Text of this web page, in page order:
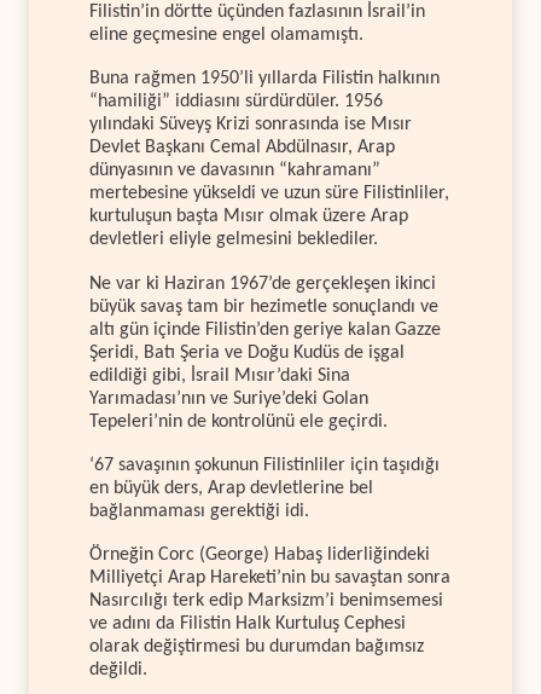
Filistin’in dörtte üçünden fazlasının İsrail’in
eline geçmesine engel olamamıştı.
Buna rağmen 1950’li yıllarda Filistin halkının
“hamiliği” iddiasını sürdürdüler. 1956
yılındaki Süveyş Krizi sonrasında ise Mısır
Devlet Başkanı Cemal Abdülnasır, Arap
dünyasının ve davasının “kahramanı”
mertebesine yükseldi ve uzun süre Filistinliler,
kurtuluşun başta Mısır olmak üzere Arap
devletleri eliyle gelmesini beklediler.
Ne var ki Haziran 1967’de gerçekleşen ikinci
büyük savaş tam bir hezimetle sonuçlandı ve
altı gün içinde Filistin’den geriye kalan Gazze
Şeridi, Batı Şeria ve Doğu Kudüs de işgal
edildiği gibi, İsrail Mısır’daki Sina
Yarımadası’nın ve Suriye’deki Golan
Tepeleri’nin de kontrolünü ele geçirdi.
‘67 savaşının şokunun Filistinliler için taşıdığı
en büyük ders, Arap devletlerine bel
bağlanmaması gerektiği idi.
Örneğin Corc (George) Habaş liderliğindeki
Milliyetçi Arap Hareketi’nin bu savaştan sonra
Nasırcılığı terk edip Marksizm’i benimsemesi
ve adını da Filistin Halk Kurtuluş Cephesi
olarak değiştirmesi bu durumdan bağımsız
değildi.